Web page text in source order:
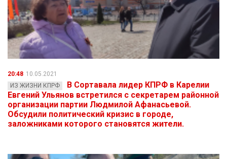
20:48 10.05.2021
ИЗ ЖИЗНИ КПРФ
В Сортавала лидер КПРФ в Карелии
Евгений Ульянов встретился с секретарем районной
организации партии Людмилой Афанасьевой.
Обсудили политический кризис в городе,
заложниками которого становятся жители.